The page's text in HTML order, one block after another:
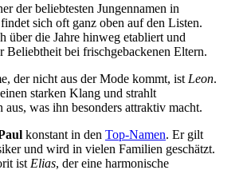
der beliebtesten Jungennamen in
sich oft ganz oben auf den Listen.
über die Jahre hinweg etabliert und
Beliebtheit bei frischgebackenen Eltern.
der nicht aus der Mode kommt, ist Leon.
starken Klang und strahlt
aus, was ihn besonders attraktiv macht.
konstant in den Top-Namen. Er gilt
und wird in vielen Familien geschätzt.
ist Elias, der eine harmonische